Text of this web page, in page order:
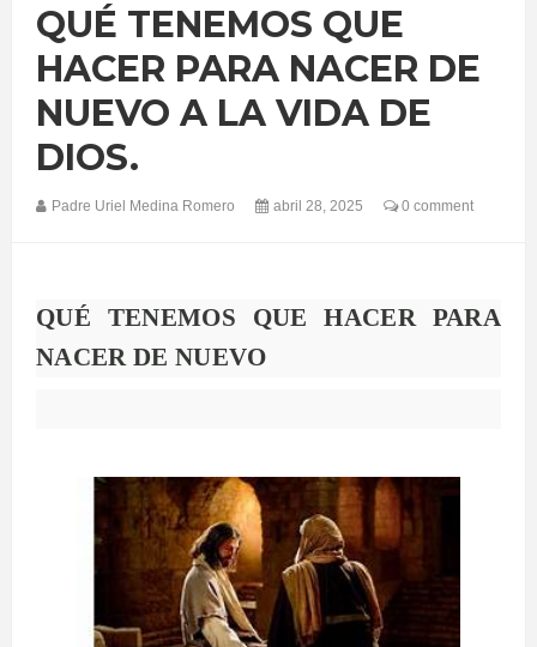
QUÉ TENEMOS QUE
HACER PARA NACER DE
NUEVO A LA VIDA DE
DIOS.
Padre Uriel Medina Romero abril 28, 2025 0 comment
QUÉ TENEMOS QUE HACER PARA
NACER DE NUEVO